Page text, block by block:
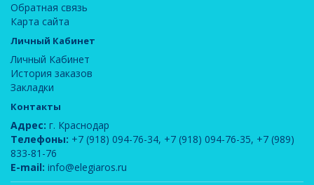
Обратная связь
Карта сайта
Личный Кабинет
Личный Кабинет
История заказов
Закладки
Контакты
Адрес: г. Краснодар
Телефоны: +7 (918) 094-76-34, +7 (918) 094-76-35, +7 (989)
833-81-76
E-mail: info@elegiaros.ru